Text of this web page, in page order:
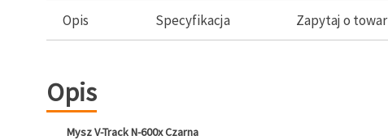
Opis Specyfikacja Zapytaj o towar
Opis
Mysz V-Track N-600x Czarna